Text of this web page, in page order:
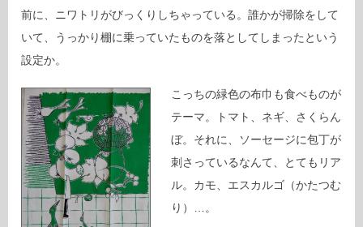
前に、ニワトリがびっくりしちゃっている。誰かが掃除をして
いて、うっかり棚に乗っていたものを落としてしまったという
設定か。
こっちの緑色の布巾も食べものが
テーマ。トマト、ネギ、さくらん
ぼ。それに、ソーセージに包丁が
刺さっているなんて、とてもリア
ル。カモ、エスカルゴ（かたつむ
り）…。